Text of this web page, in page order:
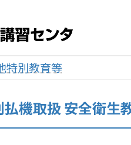
特別教育等
払機取扱 安全衛生